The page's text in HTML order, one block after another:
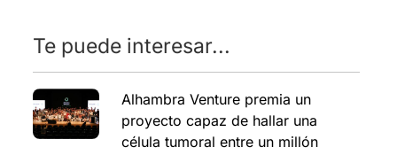
Te puede interesar...
Alhambra Venture premia un
proyecto capaz de hallar una
célula tumoral entre un millón